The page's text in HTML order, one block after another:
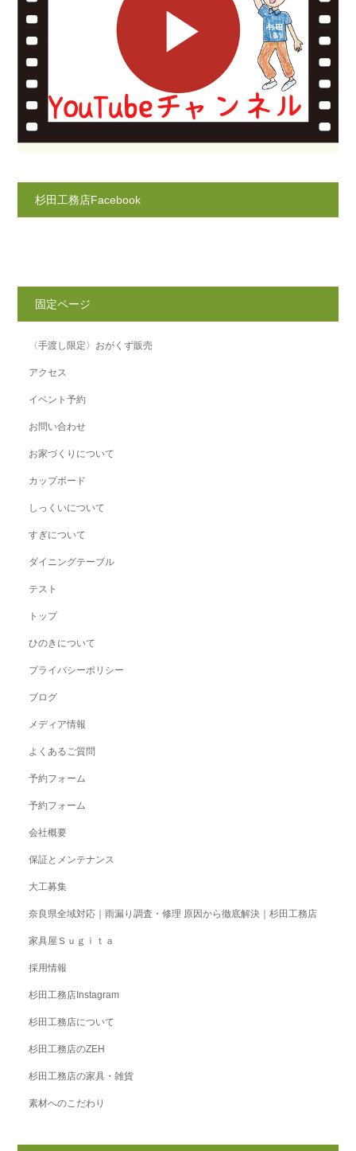
杉田工務店Facebook
固定ページ
〈手渡し限定〉おがくず販売
アクセス
イベント予約
お問い合わせ
お家づくりについて
カップボード
しっくいについて
すぎについて
ダイニングテーブル
テスト
トップ
ひのきについて
プライバシーポリシー
ブログ
メディア情報
よくあるご質問
予約フォーム
予約フォーム
会社概要
保証とメンテナンス
大工募集
奈良県全域対応｜雨漏り調査・修理 原因から徹底解決｜杉田工務店
家具屋Ｓｕｇｉｔａ
採用情報
杉田工務店Instagram
杉田工務店について
杉田工務店のZEH
杉田工務店の家具・雑貨
素材へのこだわり